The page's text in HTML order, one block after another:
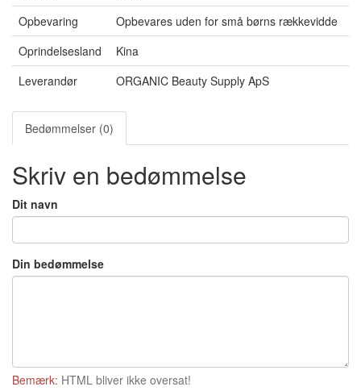
Opbevaring
Opbevares uden for små børns rækkevidde
Oprindelsesland
Kina
Leverandør
ORGANIC Beauty Supply ApS
Bedømmelser (0)
Skriv en bedømmelse
Dit navn
Din bedømmelse
Bemærk: HTML bliver ikke oversat!